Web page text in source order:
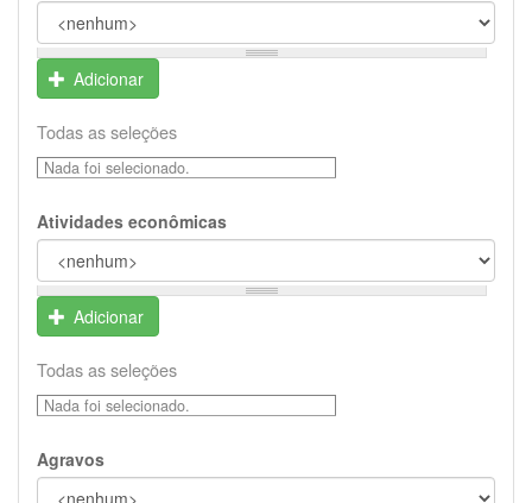
Adicionar
Todas as seleções
Nada foi selecionado.
Atividades econômicas
Adicionar
Todas as seleções
Nada foi selecionado.
Agravos